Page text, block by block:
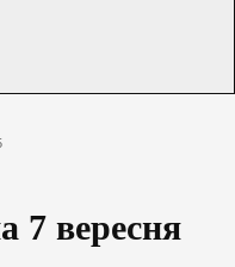
7 вересня